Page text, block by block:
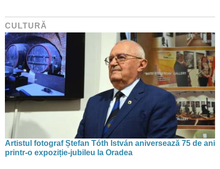
CULTURĂ
Artistul fotograf Ștefan Tóth István aniversează 75 de ani
printr-o expoziție-jubileu la Oradea